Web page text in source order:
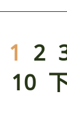
1 2
10